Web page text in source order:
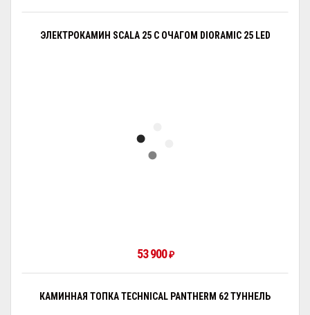
ЭЛЕКТРОКАМИН SCALA 25 С ОЧАГОМ DIORAMIC 25 LED
53 900₽
КАМИННАЯ ТОПКА TECHNICAL PANTHERM 62 ТУННЕЛЬ